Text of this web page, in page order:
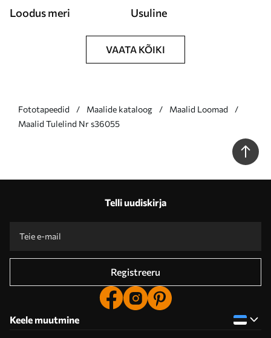
Loodus meri Usuline
VAATA KÕIKI
Fototapeedid Maalide kataloog
Maalid Loomad
Maalid Tulelind Nr s36055
Telli uudiskirja
Registreeru
Keele muutmine